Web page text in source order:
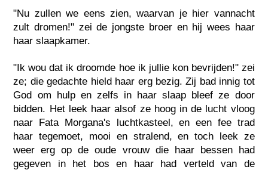
"Nu zullen we eens zien, waarvan je hier vannacht
zult dromen!" zei de jongste broer en hij wees haar
haar slaapkamer.
"Ik wou dat ik droomde hoe ik jullie kon bevrijden!" zei
ze; die gedachte hield haar erg bezig. Zij bad innig tot
God om hulp en zelfs in haar slaap bleef ze door
bidden. Het leek haar alsof ze hoog in de lucht vloog
naar Fata Morgana's luchtkasteel, en een fee trad
haar tegemoet, mooi en stralend, en toch leek ze
weer erg op de oude vrouw die haar bessen had
gegeven in het bos en haar had verteld van de